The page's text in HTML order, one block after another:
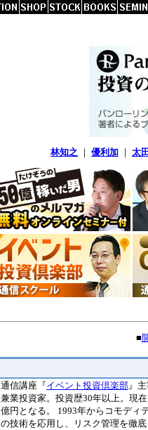
林知之 ｜ 優利加 ｜ 太
■
通信講座『イベント投資倶楽部』主
兼業投資家。投資歴30年以上。現
億円となる。 1993年からコモディ
の技術を応用し、リスク管理を徹